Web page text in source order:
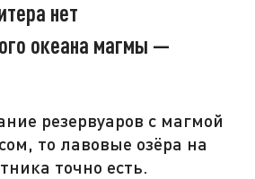
нет
океана магмы —
резервуаров с магмой
то лавовые озёра на
точно есть.